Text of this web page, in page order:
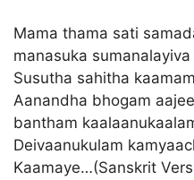
Mama thama sati
manasuka sumanalayiva
Susutha sahitha
Aanandha bhogam
bantham
Deivaanukulam
Kaamaye…(Sanskrit